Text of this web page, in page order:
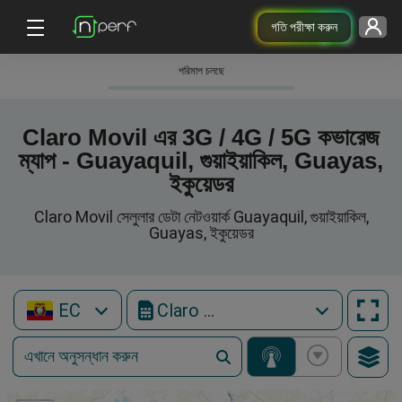
গতি পরীক্ষা করুন
পরিমাপ চলছে
Claro Movil এর 3G / 4G / 5G কভারেজ
ম্যাপ - Guayaquil, গুয়াইয়াকিল, Guayas,
ইকুয়েডর
Claro Movil সেলুলার ডেটা নেটওয়ার্ক Guayaquil, গুয়াইয়াকিল,
Guayas, ইকুয়েডর
EC Claro Movil